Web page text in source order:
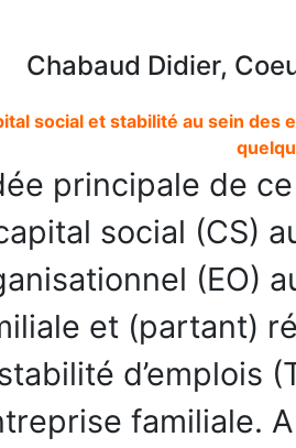
Chabaud Didier,
social et stabilité au sein des
principale de
social (CS)
(EO)
et (partant)
d’emplois
familiale.